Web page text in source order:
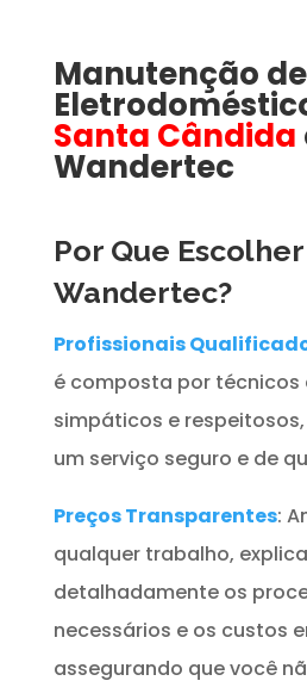
Manutenção de
Santa Cândida
Wandertec
Por Que
Wandertec?
Profissionais
é composta por técnicos
simpáticos e
um serviço seguro e de
Preços Transparentes:
qualquer trabalho,
detalhadamente os
necessários e os custos
assegurando que você